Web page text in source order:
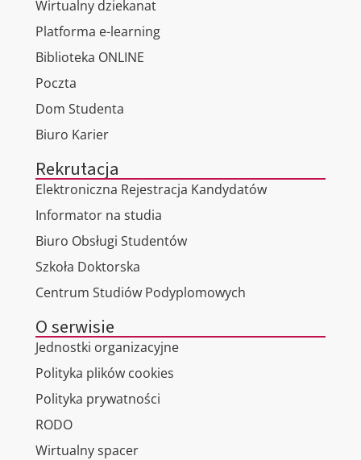
Wirtualny dziekanat
Platforma e-learning
Biblioteka ONLINE
Poczta
Dom Studenta
Biuro Karier
Rekrutacja
Elektroniczna Rejestracja Kandydatów
Informator na studia
Biuro Obsługi Studentów
Szkoła Doktorska
Centrum Studiów Podyplomowych
O serwisie
Jednostki organizacyjne
Polityka plików cookies
Polityka prywatności
RODO
Wirtualny spacer